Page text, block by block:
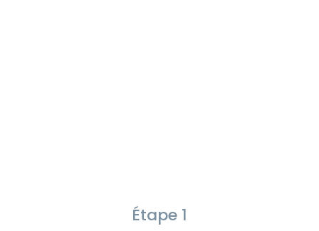
Étape 1